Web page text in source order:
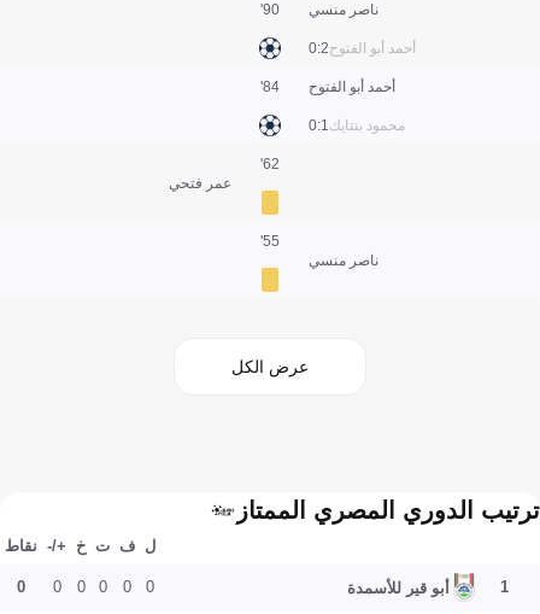
ناصر منسي
أحمد أبو الفتوح2:0
90'
أحمد أبو الفتوح
محمود بنتايك1:0
84'
عمر فتحي
62'
ناصر منسي
55'
عرض الكل
ترتيب الدوري المصري الممتاز
ل ف ت خ +/- نقاط
1 أبو قير للأسمدة 0
0
0
0
0
0